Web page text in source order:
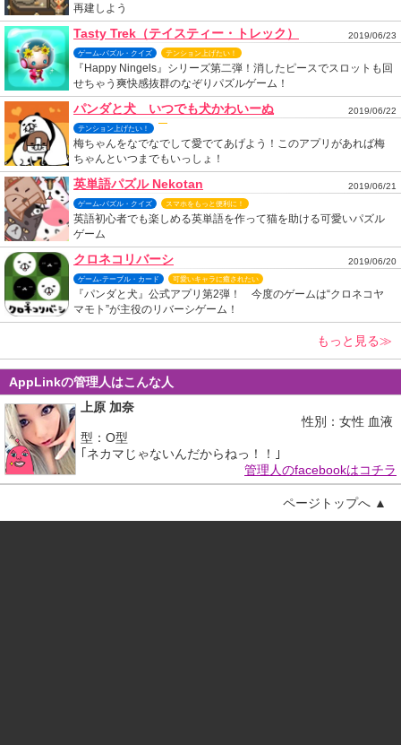
再建しよう
Tasty Trek（テイスティー・トレック） 2019/06/23
ゲーム-パズル・クイズ テンション上げたい！
『Happy Ningels』シリーズ第二弾！消したピースでスロットも回
せちゃう爽快感抜群のなぞりパズルゲーム！
パンダと犬 いつでも犬かわいーぬ 2019/06/22
テンション上げたい！
梅ちゃんをなでなでして愛でてあげよう！このアプリがあれば梅
ちゃんといつまでもいっしょ！
英単語パズル Nekotan 2019/06/21
ゲーム-パズル・クイズ スマホをもっと便利に！
英語初心者でも楽しめる英単語を作って猫を助ける可愛いパズル
ゲーム
クロネコリバーシ 2019/06/20
ゲーム-テーブル・カード 可愛いキャラに癒されたい
『パンダと犬』公式アプリ第2弾！ 今度のゲームは“クロネコヤ
マモト”が主役のリバーシゲーム！
もっと見る≫
AppLinkの管理人はこんな人
上原 加奈
性別：女性 血液
型：O型
｢ネカマじゃないんだからねっ！！｣
管理人のfacebookはコチラ
ページトップへ ▲